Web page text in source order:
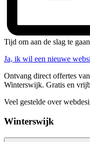
Tijd om aan de slag te
Ja, ik wil een nieuwe
Ontvang direct offertes
Winterswijk. Gratis en
Veel gestelde over
Winterswijk